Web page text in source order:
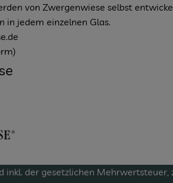
von Zwergenwiese selbst
in jedem einzelnen Glas.
inkl. der gesetzlichen Mehrwertsteuer,